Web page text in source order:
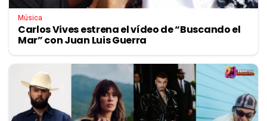
Música
Carlos Vives estrena el vídeo de “Buscando el
Mar” con Juan Luis Guerra